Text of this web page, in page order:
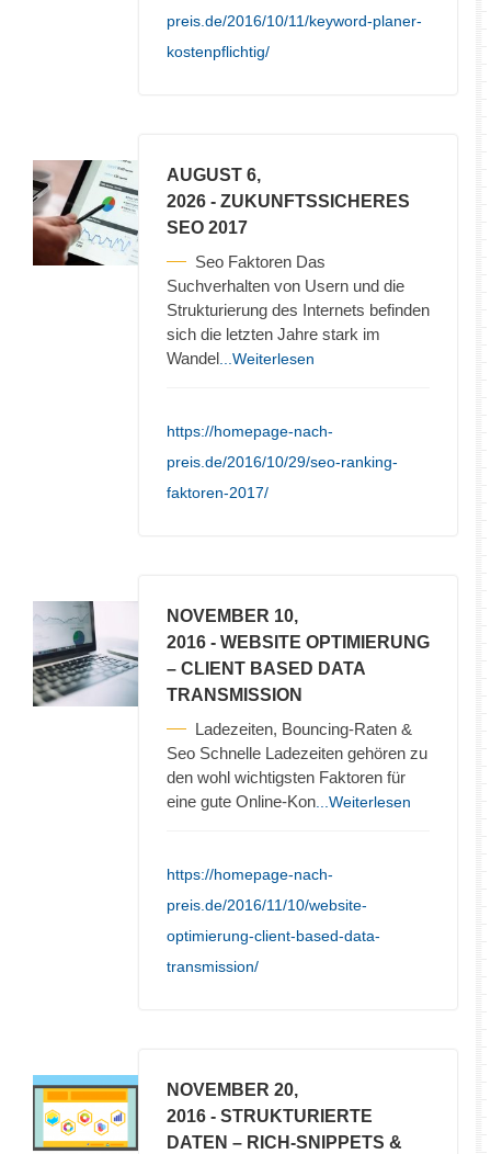
preis.de/2016/10/11/keyword-planer-
kostenpflichtig/
AUGUST 6,
2026 - ZUKUNFTSSICHERES
SEO 2017
Seo Faktoren Das
Suchverhalten von Usern und die
Strukturierung des Internets befinden
sich die letzten Jahre stark im
Wandel ...Weiterlesen
https://homepage-nach-
preis.de/2016/10/29/seo-ranking-
faktoren-2017/
NOVEMBER 10,
2016 - WEBSITE OPTIMIERUNG
– CLIENT BASED DATA
TRANSMISSION
Ladezeiten, Bouncing-Raten &
Seo Schnelle Ladezeiten gehören zu
den wohl wichtigsten Faktoren für
eine gute Online-Kon ...Weiterlesen
https://homepage-nach-
preis.de/2016/11/10/website-
optimierung-client-based-data-
transmission/
NOVEMBER 20,
2016 - STRUKTURIERTE
DATEN – RICH-SNIPPETS &